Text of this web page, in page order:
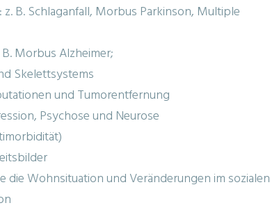
B. Schlaganfall, Morbus Parkinson, Multiple
Morbus Alzheimer;
Skelettsystems
und Tumorentfernung
Psychose und Neurose
die Wohnsituation und Veränderungen im sozialen